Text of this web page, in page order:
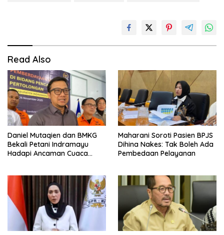
Read Also
Daniel Mutaqien dan BMKG
Bekali Petani Indramayu
Hadapi Ancaman Cuaca
Maharani Soroti Pasien BPJS
Dihina Nakes: Tak Boleh Ada
Pembedaan Pelayanan